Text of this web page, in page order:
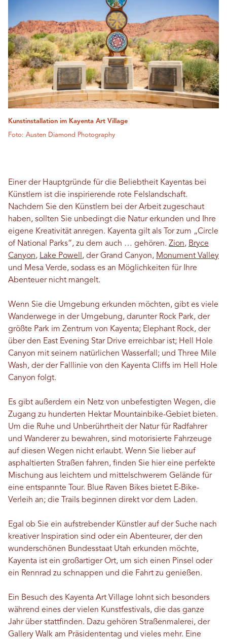
Kunstinstallation im Kayenta Art Village
Foto: Austen Diamond Photography
Einer der Hauptgründe für die Beliebtheit Kayentas bei
Künstlern ist die inspirierende rote Felslandschaft.
Nachdem Sie den Künstlern bei der Arbeit zugeschaut
haben, sollten Sie unbedingt die Natur erkunden und Ihre
eigene Kreativität anregen. Kayenta gilt als Tor zum „Circle
of National Parks“, zu dem auch … gehören. Zion, Bryce
Canyon, Lake Powell , der Grand Canyon, Monument Valley
und Mesa Verde, sodass es an Möglichkeiten für Ihre
Abenteuer nicht mangelt.
Wenn Sie die Umgebung erkunden möchten, gibt es viele
Wanderwege in der Umgebung, darunter Rock Park, der
größte Park im Zentrum von Kayenta; Elephant Rock, der
über den East Evening Star Drive erreichbar ist; Hell Hole
Canyon mit seinem natürlichen Wasserfall; und Three Mile
Wash, der der Falllinie von den Kayenta Cliffs im Hell Hole
Canyon folgt.
Es gibt außerdem ein Netz von unbefestigten Wegen, die
Zugang zu hunderten Hektar Mountainbike-Gebiet bieten.
Um die Ruhe und Unberührtheit der Natur für Radfahrer
und Wanderer zu bewahren, sind motorisierte Fahrzeuge
auf diesen Wegen nicht erlaubt. Wenn Sie lieber auf
asphaltierten Straßen fahren, finden Sie hier eine perfekte
Mischung aus leichtem und mittelschwerem Gelände für
eine entspannte Tour. Blue Raven Bikes bietet E-Bike-
Verleih an; die Trails beginnen direkt vor dem Laden.
Egal ob Sie ein aufstrebender Künstler auf der Suche nach
kreativer Inspiration sind oder ein Abenteurer, der den
wunderschönen Bundesstaat Utah erkunden möchte,
Kayenta ist ein großartiger Ort, um sich einen Pinsel oder
ein Rennrad zu schnappen und die Fahrt zu genießen.
Ein Besuch des Kayenta Art Village lohnt sich besonders
während eines der vielen Kunstfestivals, die das ganze
Jahr über stattfinden. Dazu gehören Straßenmalerei, der
Gallery Walk am Präsidententag und vieles mehr. Eine